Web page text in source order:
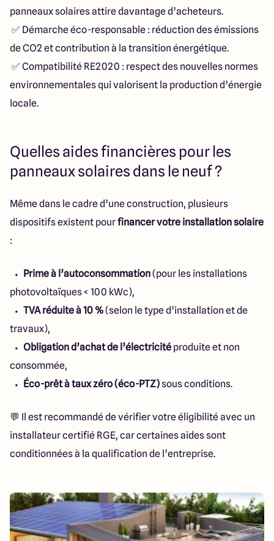
panneaux solaires attire davantage d’acheteurs.
✅ Démarche éco-responsable : réduction des émissions
de CO2 et contribution à la transition énergétique.
✅ Compatibilité RE2020 : respect des nouvelles normes
environnementales qui valorisent la production d’énergie
locale.
Quelles aides financières pour les
panneaux solaires dans le neuf ?
Même dans le cadre d’une construction, plusieurs
dispositifs existent pourfinancer votre installation solaire
:
Prime à l’autoconsommation(pour les installations
photovoltaïques < 100 kWc),
TVA réduite à 10 %(selon le type d’installation et de
travaux),
Obligation d’achat de l’électricité produite et non
consommée,
Éco-prêt à taux zéro (éco-PTZ)sous conditions.
💬 Il est recommandé de vérifier votre éligibilité avec un
installateur certifié RGE, car certaines aides sont
conditionnées à la qualification de l’entreprise.